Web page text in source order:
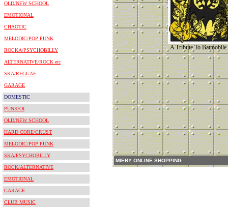
OLD/NEW SCHOOL
EMOTIONAL
CHAOTIC
MELODIC/POP PUNK
ROCKA/PSYCHOBILLY
ALTERNATIVE/ROCK etc
SKA/REGGAE
GARAGE
DOMESTIC
PUNK/OI
OLD/NEW SCHOOL
HARD CORE/CRUST
MELODIC/POP PUNK
SKA/PSYCHOBILLY
ROCK/ALTERNATIVE
EMOTIONAL
GARAGE
CLUB MUSIC
A Tribute To Batmobile
MIERY ONLINE SHOPPING